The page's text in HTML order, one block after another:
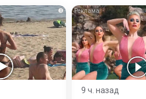
i
9 ч. назад